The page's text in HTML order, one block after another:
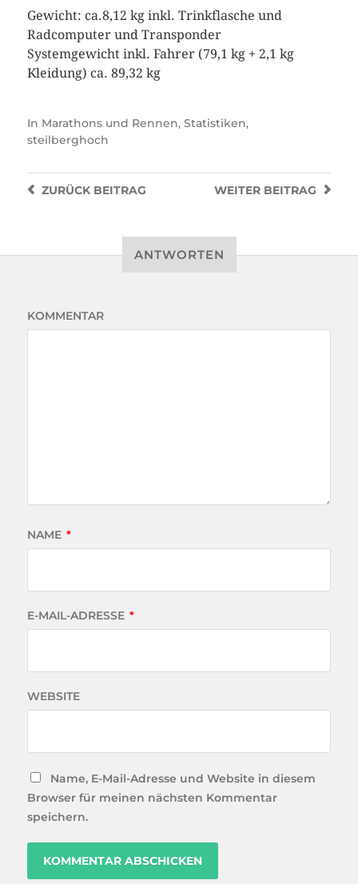
Gewicht: ca.8,12 kg inkl. Trinkflasche und
Radcomputer und Transponder
Systemgewicht inkl. Fahrer (79,1 kg + 2,1 kg
Kleidung) ca. 89,32 kg
In Marathons und Rennen, Statistiken,
steilberghoch
WEITER BEITRAG
ZURÜCKBEITRAG
ANTWORTEN
KOMMENTAR
NAME *
E-MAIL-ADRESSE *
WEBSITE
Name, E-Mail-Adresse und Website in diesem
Browser für meinen nächsten Kommentar
speichern.